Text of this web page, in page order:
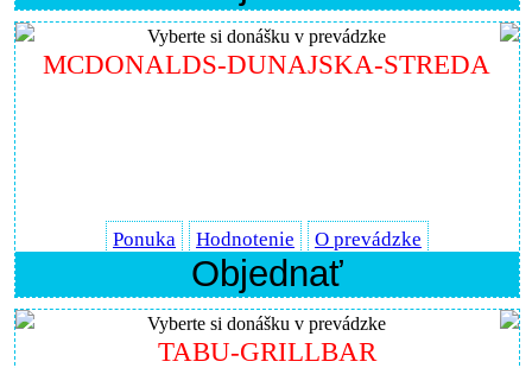
Vyberte si donášku v prevádzke
MCDONALDS-DUNAJSKA-STREDA
Ponuka Hodnotenie O prevádzke
Objednať
Vyberte si donášku v prevádzke
TABU-GRILLBAR